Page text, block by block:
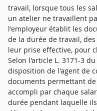
travail, lorsque tous les
un atelier ne travaillent
l'employeur établit les
de la durée de travail,
leur prise effective, pour
Selon l'article L. 3171-3
disposition de l'agent de
documents permettant
accompli par chaque
durée pendant laquelle